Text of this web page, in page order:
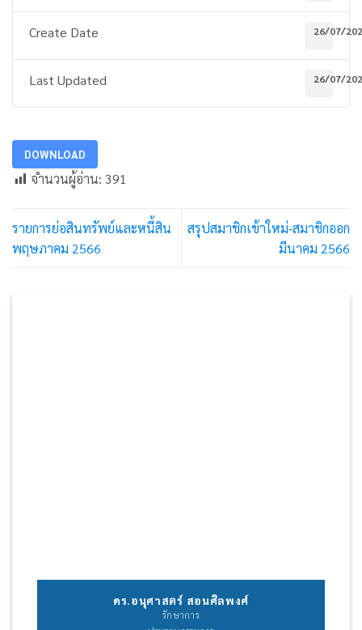
Create Date 26/07/
Last Updated 26/07/
DOWNLOAD
จำนวนผู้อ่าน: 391
รายการย่อสินทรัพย์และหนี้สิน
พฤษภาคม 2566
สรุปสมาชิกเข้าใหม่-สมาชิกออก
มีนาคม 2566
ดร.อนุศาสตร์ สอนศิลพงศ์
รักษาการ